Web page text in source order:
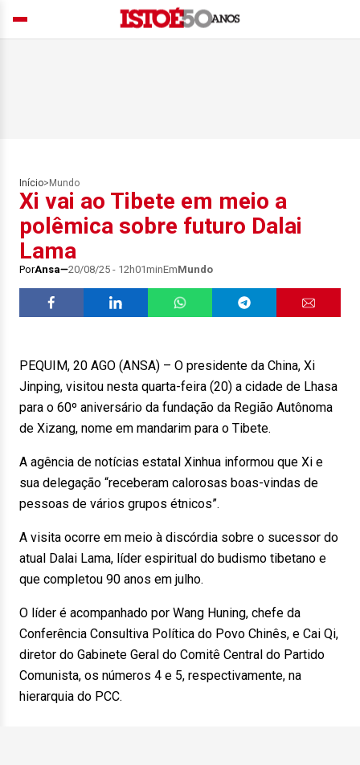
Início> Mundo
Xi vai ao Tibete em meio a
polêmica sobre futuro Dalai
Lama
PorAnsa 20/08/25 - 12h01minEmMundo
PEQUIM, 20 AGO (ANSA) – O presidente da China, Xi
Jinping, visitou nesta quarta-feira (20) a cidade de Lhasa
para o 60º aniversário da fundação da Região Autônoma
de Xizang, nome em mandarim para o Tibete.
A agência de notícias estatal Xinhua informou que Xi e
sua delegação “receberam calorosas boas-vindas de
pessoas de vários grupos étnicos”.
A visita ocorre em meio à discórdia sobre o sucessor do
atual Dalai Lama, líder espiritual do budismo tibetano e
que completou 90 anos em julho.
O líder é acompanhado por Wang Huning, chefe da
Conferência Consultiva Política do Povo Chinês, e Cai Qi,
diretor do Gabinete Geral do Comitê Central do Partido
Comunista, os números 4 e 5, respectivamente, na
hierarquia do PCC.